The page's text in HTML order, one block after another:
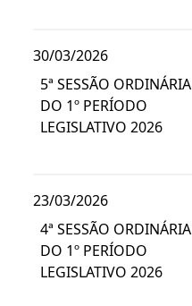
30/03/2026
5ª SESSÃO ORDINÁRIA
DO 1º PERÍODO
LEGISLATIVO 2026
23/03/2026
4ª SESSÃO ORDINÁRIA
DO 1º PERÍODO
LEGISLATIVO 2026